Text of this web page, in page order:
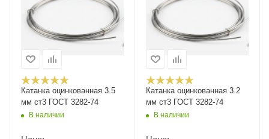
Катанка оцинкованная 3.5
мм ст3 ГОСТ 3282-74
В наличии
Катанка оцинкованная 3.2
мм ст3 ГОСТ 3282-74
В наличии